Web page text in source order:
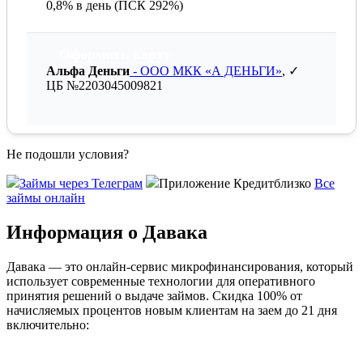
0,8% в день (ПСК 292%)
Альфа Деньги - ООО МКК «А ДЕНЬГИ», ✓
ЦБ №2203045009821
Не подошли условия?
Займы через Телеграм Приложение Кредитблизко Все
займы онлайн
Информация о Давака
Давака — это онлайн-сервис микрофинансирования, который
использует современные технологии для оперативного
принятия решений о выдаче займов. Скидка 100% от
начисляемых процентов новым клиентам на заем до 21 дня
включительно: